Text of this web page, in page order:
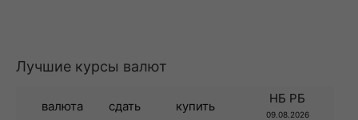
Лучшие курсы валют
валюта сдать купить
НБ РБ
09.08.2026